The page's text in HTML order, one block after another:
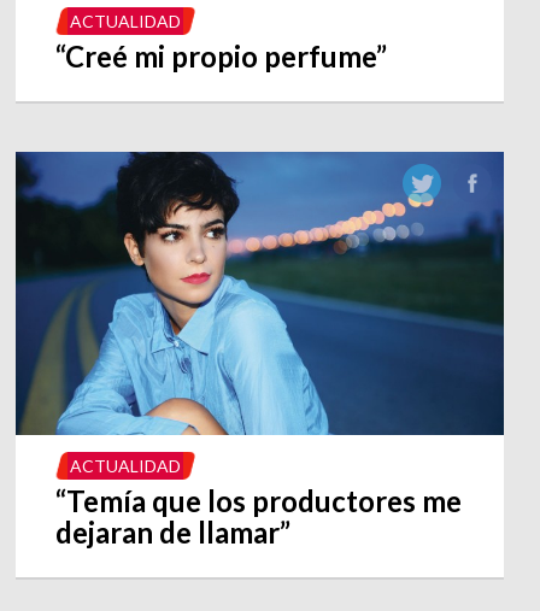
ACTUALIDAD
“Creé mi propio perfume”
ACTUALIDAD
“Temía que los productores me
dejaran de llamar”